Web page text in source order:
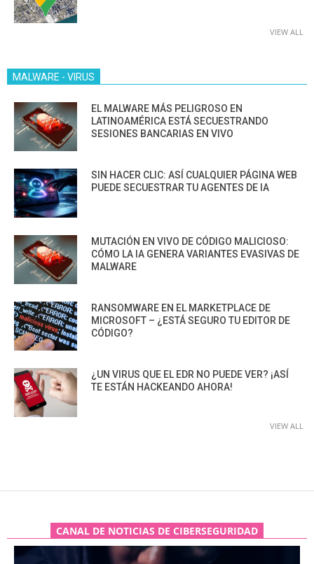
VIEW ALL
MALWARE - VIRUS
EL MALWARE MÁS PELIGROSO EN
LATINOAMÉRICA ESTÁ SECUESTRANDO
SESIONES BANCARIAS EN VIVO
SIN HACER CLIC: ASÍ CUALQUIER PÁGINA WEB
PUEDE SECUESTRAR TU AGENTES DE IA
MUTACIÓN EN VIVO DE CÓDIGO MALICIOSO:
CÓMO LA IA GENERA VARIANTES EVASIVAS DE
MALWARE
RANSOMWARE EN EL MARKETPLACE DE
MICROSOFT – ¿ESTÁ SEGURO TU EDITOR DE
CÓDIGO?
¿UN VIRUS QUE EL EDR NO PUEDE VER? ¡ASÍ
TE ESTÁN HACKEANDO AHORA!
VIEW ALL
CANAL DE NOTICIAS DE CIBERSEGURIDAD